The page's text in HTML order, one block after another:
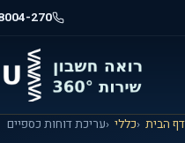
8004-270
הבית כללי עריכת דוחות כספיים